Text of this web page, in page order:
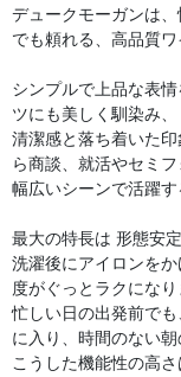
デュークモーガンは
でも頼れる、高品質ワ
シンプルで上品な表
ツにも美しく馴染み、
清潔感と落ち着いた
ら商談、就活やセミフ
幅広いシーンで活躍す
最大の特長は 形態安定
洗濯後にアイロンを
度がぐっとラクになり
忙しい日の出発前で
に入り、時間のない朝
こうした機能性の高